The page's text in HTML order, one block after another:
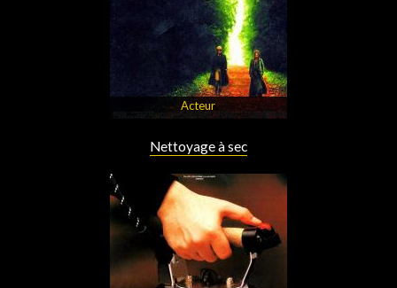
Acteur
Nettoyage à sec